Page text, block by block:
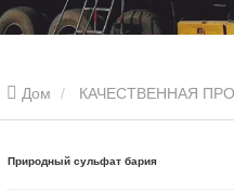
Дом КАЧЕСТВЕННАЯ
Природный сульфат бария